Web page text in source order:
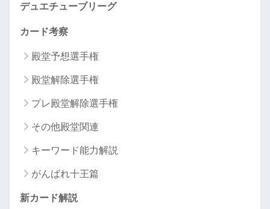
デュエチューブリーグ
カード考察
殿堂予想選手権
殿堂解除選手権
プレ殿堂解除選手権
その他殿堂関連
キーワード能力解説
がんばれ十王篇
新カード解説